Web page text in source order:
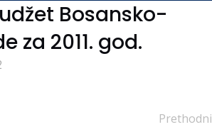
Bosansko-
za 2011. god.
Prethodni